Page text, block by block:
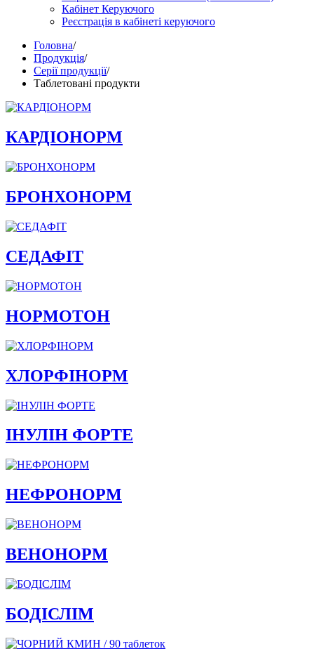
Кабінет Керуючого
Реєстрація в кабінеті керуючого
Головна/
Продукція/
Серії продукції/
Таблетовані продукти
КАРДІОНОРМ
БРОНХОНОРМ
СЕДАФІТ
НОРМОТОН
ХЛОРФІНОРМ
ІНУЛІН ФОРТЕ
НЕФРОНОРМ
ВЕНОНОРМ
БОДІСЛІМ